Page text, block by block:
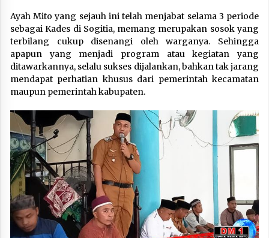
Ayah Mito yang sejauh ini telah menjabat selama 3 periode
sebagai Kades di Sogitia, memang merupakan sosok yang
terbilang cukup disenangi oleh warganya. Sehingga
apapun yang menjadi program atau kegiatan yang
ditawarkannya, selalu sukses dijalankan, bahkan tak jarang
mendapat perhatian khusus dari pemerintah kecamatan
maupun pemerintah kabupaten.